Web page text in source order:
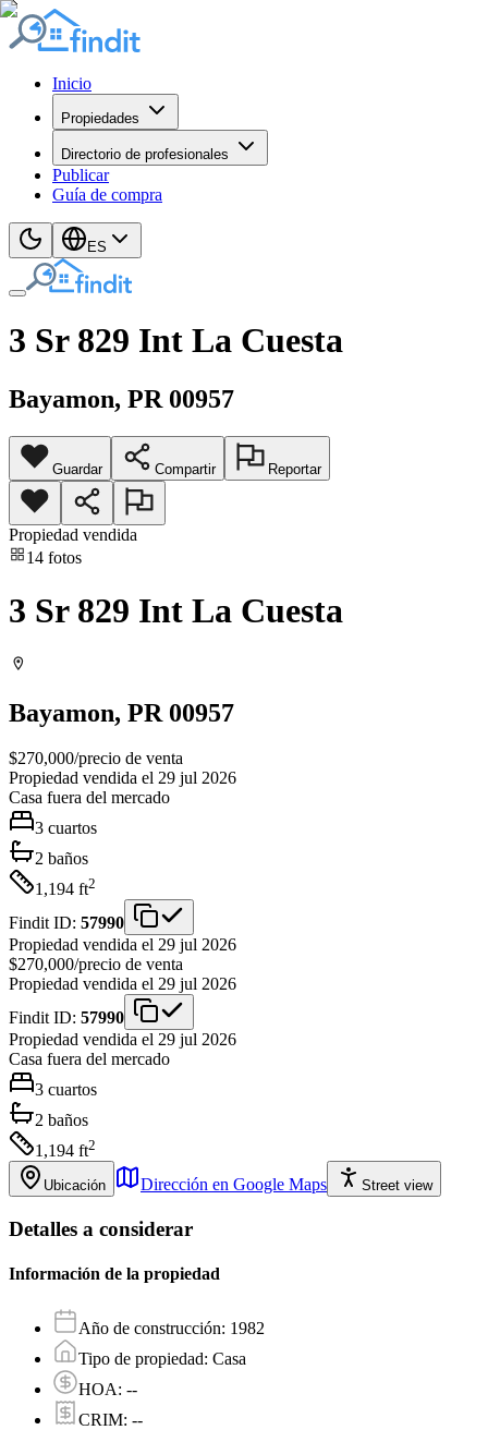
Inicio
Propiedades
Directorio de profesionales
Publicar
Guía de compra
ES
3 Sr 829 Int La Cuesta
Bayamon, PR 00957
Guardar Compartir Reportar
Propiedad vendida
14 fotos
3 Sr 829 Int La Cuesta
Bayamon, PR 00957
$270,000/precio de venta
Propiedad vendida el 29 jul 2026
Casa fuera del mercado
3 cuartos
2 baños
1,194 ft2
Findit ID: 57990
Propiedad vendida el 29 jul 2026
$270,000/precio de venta
Propiedad vendida el 29 jul 2026
Findit ID: 57990
Propiedad vendida el 29 jul 2026
Casa fuera del mercado
3 cuartos
2 baños
1,194 ft2
Ubicación Dirección en Google Maps Street view
Detalles a considerar
Información de la propiedad
Año de construcción: 1982
Tipo de propiedad: Casa
HOA: --
CRIM: --